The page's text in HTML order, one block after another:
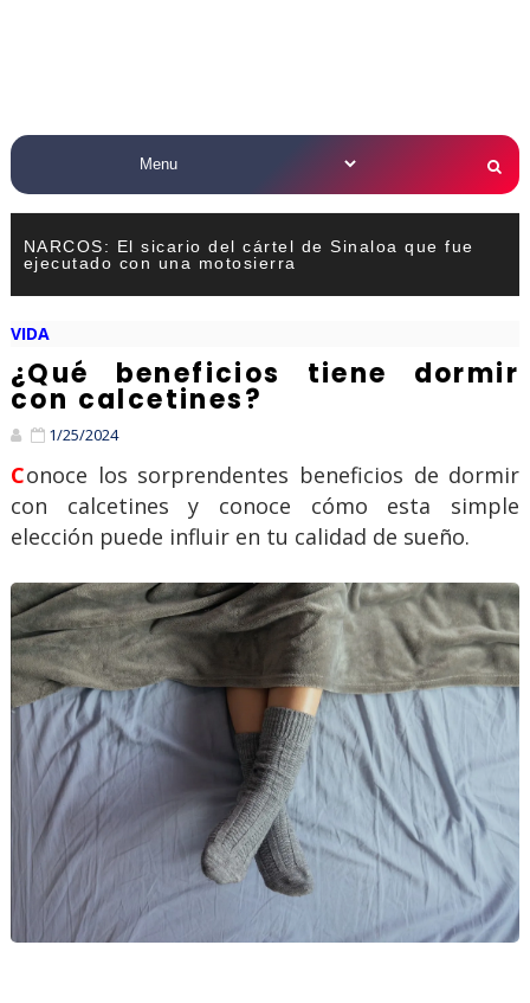
NARCOS: El sicario del cártel de Sinaloa que fue
ejecutado con una motosierra
VIDA
¿Qué beneficios tiene dormir
con calcetines?
1/25/2024
Conoce los sorprendentes beneficios de dormir
con calcetines y conoce cómo esta simple
elección puede influir en tu calidad de sueño.